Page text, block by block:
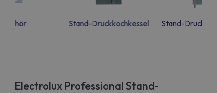
Stand-Druckkochkessel Stand-
Electrolux Professional Stand-